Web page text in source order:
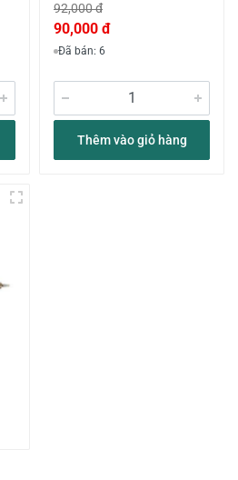
92,000 đ
90,000 đ
Đã bán: 6
Thêm vào giỏ hàng